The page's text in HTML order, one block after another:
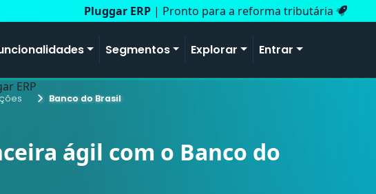
Pluggar ERP | Pronto para a reforma tributária
Segmentos Explorar Entrar
Banco do Brasil
ágil com o Banco do